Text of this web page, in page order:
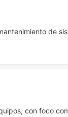
de
con foco